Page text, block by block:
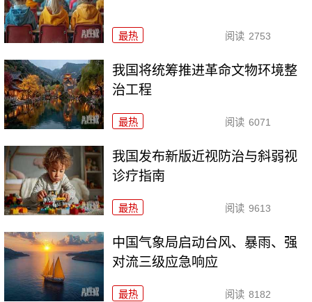
最热 阅读 2753
我国将统筹推进革命文物环境整
治工程
最热 阅读 6071
我国发布新版近视防治与斜弱视
诊疗指南
最热 阅读 9613
中国气象局启动台风、暴雨、强
对流三级应急响应
最热 阅读 8182